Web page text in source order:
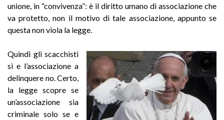
unione, in “convivenza”: è il diritto umano di associazione che
va protetto, non il motivo di tale associazione, appunto se
questa non viola la legge.
Quindi gli scacchisti
sì e l’associazione a
delinquere no. Certo,
la legge scopre se
un’associazione sia
criminale solo se e